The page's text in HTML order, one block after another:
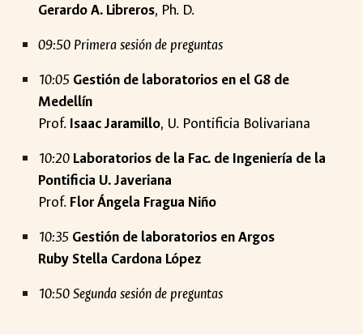
Gerardo A. Libreros, Ph. D.
09:50 Primera sesión de preguntas
10:05 Gestión de laboratorios en el G8 de
Medellín
Prof. Isaac Jaramillo, U. Pontificia Bolivariana
10:20 Laboratorios de la Fac. de Ingeniería de la
Pontificia U. Javeriana
Prof. Flor Ángela Fragua Niño
10:35 Gestión de laboratorios en Argos
Ruby Stella Cardona López
10:50 Segunda sesión de preguntas